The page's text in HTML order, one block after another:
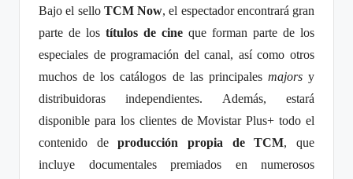
Bajo el sello TCM Now, el espectador encontrará gran
parte de los títulos de cine que forman parte de los
especiales de programación del canal, así como otros
muchos de los catálogos de las principales majors y
distribuidoras independientes. Además, estará
disponible para los clientes de Movistar Plus+ todo el
contenido deproducción propia de TCM, que
incluye documentales premiados en numerosos